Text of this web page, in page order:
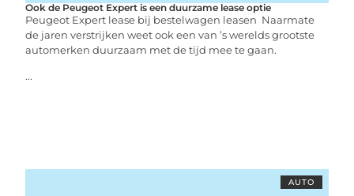
Ook de Peugeot Expert is een duurzame lease optie
Peugeot Expert lease bij bestelwagen leasen Naarmate
de jaren verstrijken weet ook een van ’s werelds grootste
automerken duurzaam met de tijd mee te gaan.
...
AUTO